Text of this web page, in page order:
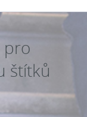
pro
štítků